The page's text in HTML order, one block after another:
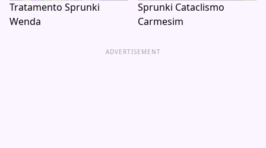
Tratamento Sprunki
Wenda
Sprunki Cataclismo
Carmesim
ADVERTISEMENT